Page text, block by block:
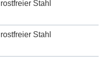
rostfreier Stahl
rostfreier Stahl